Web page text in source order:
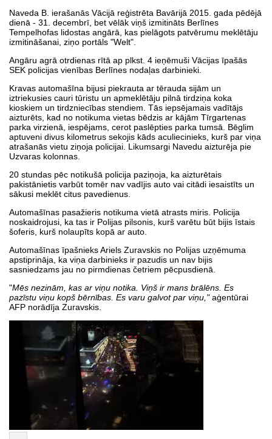
Naveda B. ierašanās Vācijā reģistrēta Bavārijā 2015. gada pēdējā
dienā - 31. decembrī, bet vēlāk viņš izmitināts Berlīnes
Tempelhofas lidostas angārā, kas pielāgots patvērumu meklētāju
izmitināšanai, ziņo portāls "Welt".
Angāru agrā otrdienas rītā ap plkst. 4 ieņēmuši Vācijas īpašās
SEK policijas vienības Berlīnes nodaļas darbinieki.
Kravas automašīna bijusi piekrauta ar tērauda sijām un
iztriekusies cauri tūristu un apmeklētāju pilnā tirdziņa koka
kioskiem un tirdzniecības stendiem. Tās iepsējamais vadītājs
aizturēts, kad no notikuma vietas bēdzis ar kājām Tīrgartenas
parka virzienā, iespējams, cerot paslēpties parka tumsā. Bēglim
aptuveni divus kilometrus sekojis kāds aculiecinieks, kurš par viņa
atrašanās vietu ziņoja policijai. Likumsargi Navedu aizturēja pie
Uzvaras kolonnas.
20 stundas pēc notikušā policija paziņoja, ka aizturētais
pakistānietis varbūt tomēr nav vadījis auto vai citādi iesaistīts un
sākusi meklēt citus pavedienus.
Automašīnas pasažieris notikuma vietā atrasts miris. Policija
noskaidrojusi, ka tas ir Polijas pilsonis, kurš varētu būt bijis īstais
šoferis, kurš nolaupīts kopā ar auto.
Automašīnas īpašnieks Ariels Zuravskis no Polijas uzņēmuma
apstiprināja, ka viņa darbinieks ir pazudis un nav bijis
sasniedzams jau no pirmdienas četriem pēcpusdienā.
"Mēs nezinām, kas ar viņu notika. Viņš ir mans brālēns. Es
pazīstu viņu kopš bērnības. Es varu galvot par viņu,"aģentūrai
AFP norādīja Zuravskis.